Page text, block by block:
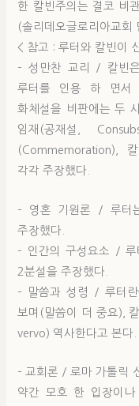
한 칼빈주의는 결코 비
(솔리데오글로리아교회
< 참고 : 루터와 칼빈이
– 성만찬 교리 / 칼빈
루터를 인용 하 면서
화체설을 비판에는 두
임재(공재설,
(Commemoration),
각각 주장했다.
– 영혼 기원론 / 루터
주장했다.
– 인간의 구성요소 /
2분설을 주장했다.
– 말씀과 성령 / 루터란
보며(말씀이 더 중요),
vervo) 역사한다고 본다.
– 교회론 / 로마 가톨릭
약간 모호 한 입장이